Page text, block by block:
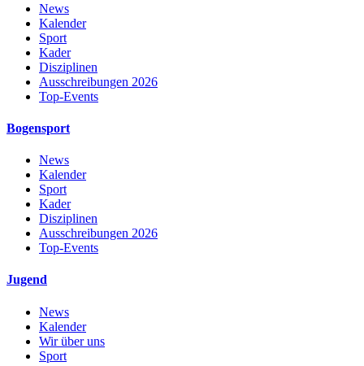
News
Kalender
Sport
Kader
Disziplinen
Ausschreibungen 2026
Top-Events
Bogensport
News
Kalender
Sport
Kader
Disziplinen
Ausschreibungen 2026
Top-Events
Jugend
News
Kalender
Wir über uns
Sport